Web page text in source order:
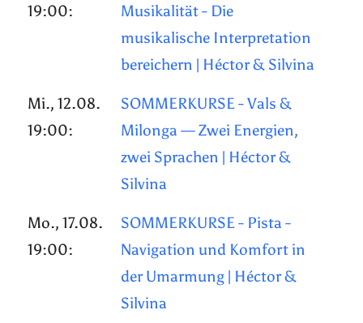
19:00:
Musikalität - Die
musikalische Interpretation
bereichern | Héctor & Silvina
Mi., 12.08.
19:00:
SOMMERKURSE - Vals &
Milonga — Zwei Energien,
zwei Sprachen | Héctor &
Silvina
Mo., 17.08.
19:00:
SOMMERKURSE - Pista -
Navigation und Komfort in
der Umarmung | Héctor &
Silvina